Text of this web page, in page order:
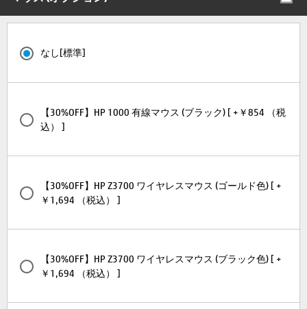
なし[標準]
【30%OFF】HP 1000 有線マウス (ブラック) [ +￥854 （税
込） ]
【30%OFF】HP Z3700 ワイヤレスマウス (ゴールド色) [ +
￥1,694 （税込） ]
【30%OFF】HP Z3700 ワイヤレスマウス (ブラック色) [ +
￥1,694 （税込） ]